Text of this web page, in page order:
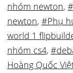
nhóm newton,
newton, #Phụ
world 1
nhóm cs4,
Hoàng Quốc